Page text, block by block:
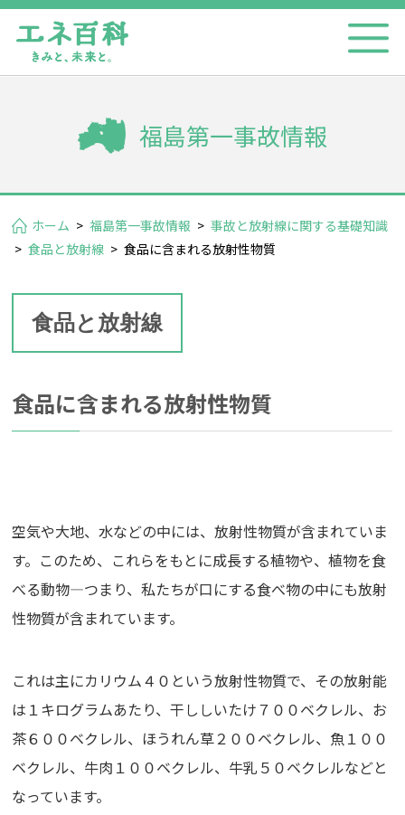
福島第一事故情報
ホーム > 福島第一事故情報 > 事故と放射線に関する基礎知識
> 食品と放射線 > 食品に含まれる放射性物質
食品と放射線
食品に含まれる放射性物質
空気や大地、水などの中には、放射性物質が含まれていま
す。このため、これらをもとに成長する植物や、植物を食
べる動物―つまり、私たちが口にする食べ物の中にも放射
性物質が含まれています。
これは主にカリウム４０という放射性物質で、その放射能
は１キログラムあたり、干ししいたけ７００ベクレル、お
茶６００ベクレル、ほうれん草２００ベクレル、魚１００
ベクレル、牛肉１００ベクレル、牛乳５０ベクレルなどと
なっています。